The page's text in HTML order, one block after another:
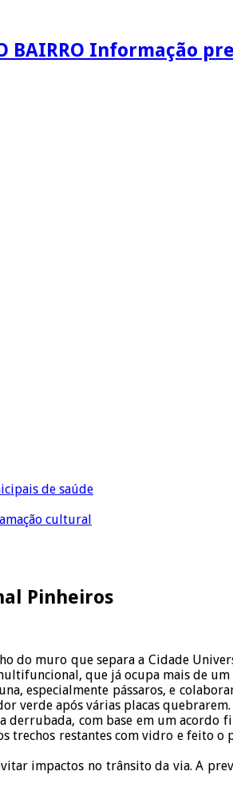
BAIRRO Informação
de saúde
cultural
Pinheiros
do muro que separa a Cidade
que já ocupa mais de
especialmente pássaros, e
verde após várias placas quebrarem.
com base em um acordo
trechos restantes com vidro e feito
impactos no trânsito da via. A